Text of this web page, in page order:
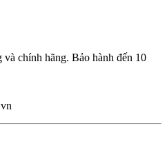
chính hãng. Bảo hành đến 10